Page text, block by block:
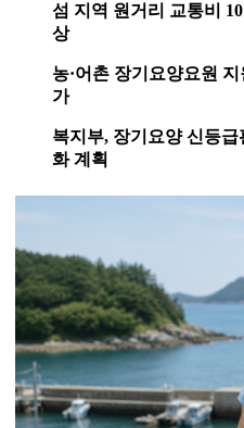
섬 지역 원거리 교통비
상
농·어촌 장기요양요원
가
복지부, 장기요양 신등급
화 계획